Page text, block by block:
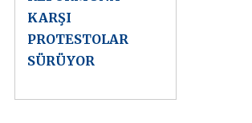
KARŞI
PROTESTOLAR
SÜRÜYOR